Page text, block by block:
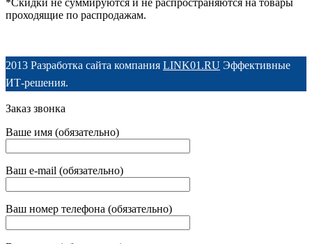
проходящие по распродажам.
2013 Разработка сайта компания LINK01.RU Эффективные
ИТ-решения.
Заказ звонка
Ваше имя (обязательно)
Ваш e-mail (обязательно)
Ваш номер телефона (обязательно)